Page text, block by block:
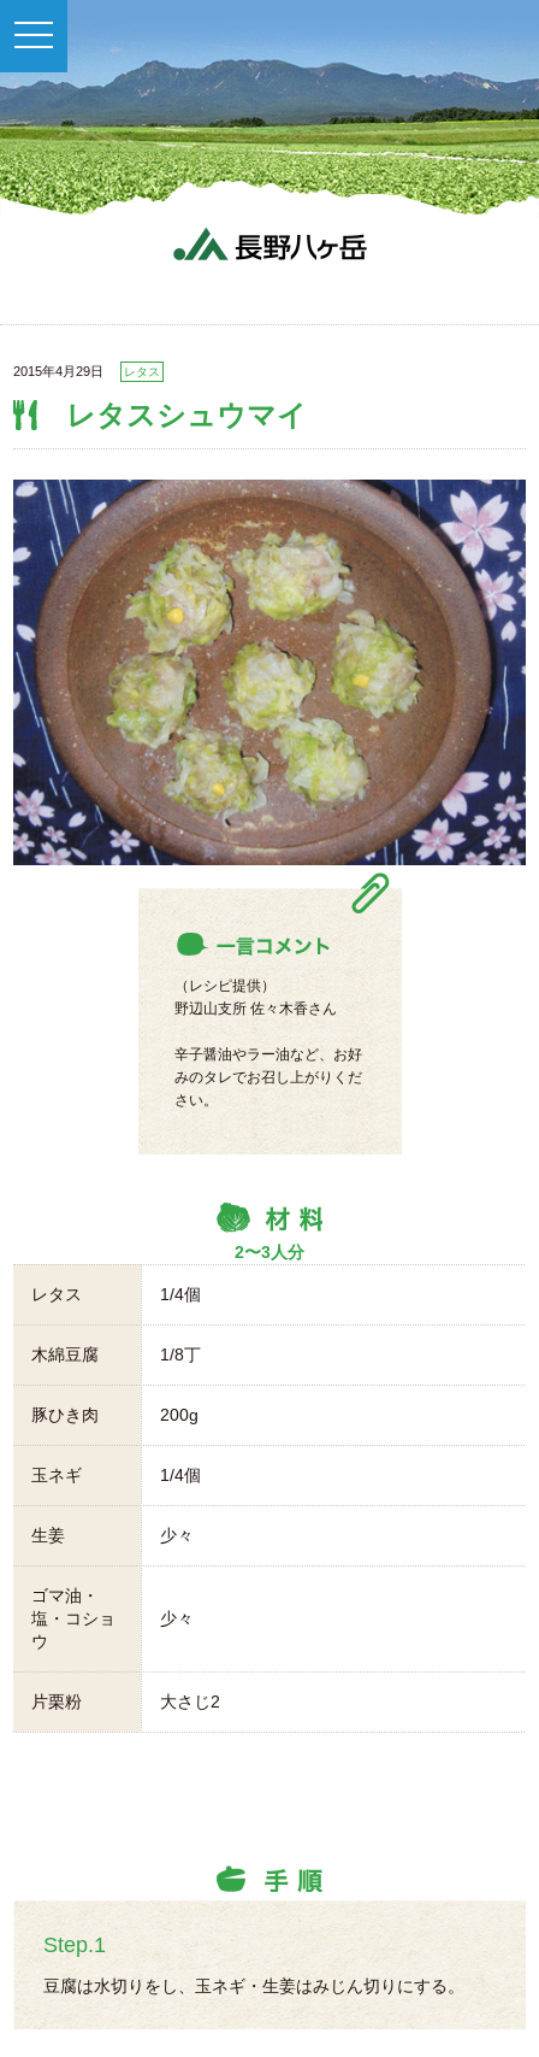
toggle
navigation
2015年4月29日 レタス
レタスシュウマイ
（レシピ提供）
野辺山支所 佐々木香さん
辛子醤油やラー油など、お好
みのタレでお召し上がりくだ
さい。
2〜3人分
レタス 1/4個
木綿豆腐 1/8丁
豚ひき肉 200g
玉ネギ 1/4個
生姜 少々
ゴマ油・
塩・コショ
ウ
少々
片栗粉 大さじ2
Step.1
豆腐は水切りをし、玉ネギ・生姜はみじん切りにする。